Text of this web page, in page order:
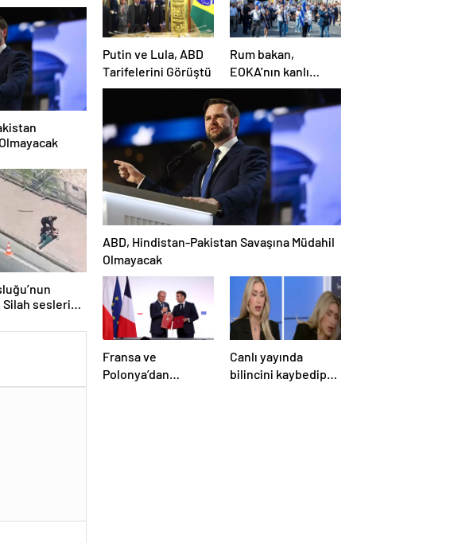
sesleri
Putin ve Lula, ABD
Tarifelerini Görüştü
Rum bakan,
EOKA’nın kanlı
mirasına sahip çıkıp
Girne’yi hedef
gösterdi
ABD, Hindistan-Pakistan Savaşına Müdahil
Olmayacak
Fransa ve
Polonya’dan
Canlı yayında
bilincini kaybedip